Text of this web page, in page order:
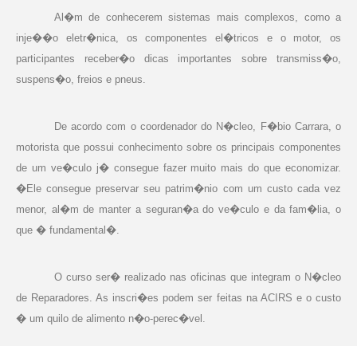
Al�m de conhecerem sistemas mais complexos, como a
inje��o eletr�nica, os componentes el�tricos e o motor, os
participantes receber�o dicas importantes sobre transmiss�o,
suspens�o, freios e pneus.
De acordo com o coordenador do N�cleo, F�bio Carrara, o
motorista que possui conhecimento sobre os principais componentes
de um ve�culo j� consegue fazer muito mais do que economizar.
�Ele consegue preservar seu patrim�nio com um custo cada vez
menor, al�m de manter a seguran�a do ve�culo e da fam�lia, o
que � fundamental�.
O curso ser� realizado nas oficinas que integram o N�cleo
de Reparadores. As inscri�es podem ser feitas na ACIRS e o custo
� um quilo de alimento n�o-perec�vel.